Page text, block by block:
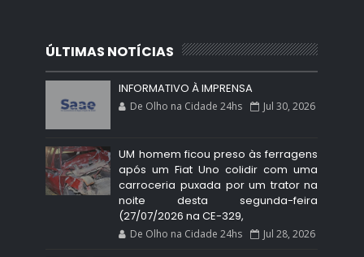
ÚLTIMAS NOTÍCIAS
INFORMATIVO À IMPRENSA
De Olho na Cidade 24hs Jul 30, 2026
UM homem ficou preso às ferragens
após um Fiat Uno colidir com uma
carroceria puxada por um trator na
noite desta segunda-feira
(27/07/2026 na CE-329,
De Olho na Cidade 24hs Jul 28, 2026